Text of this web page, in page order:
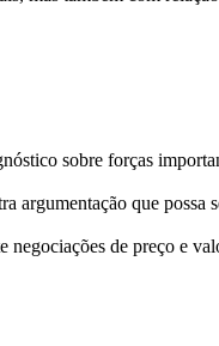
sobre forças
que possa
negociações de preço e